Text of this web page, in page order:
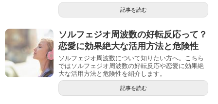
記事を読む
ソルフェジオ周波数の好転反応って？
恋愛に効果絶大な活用方法と危険性
ソルフェジオ周波数について知りたい方へ。こちら
ではソルフェジオ周波数の好転反応や恋愛に効果絶
大な活用方法と危険性を紹介します。
記事を読む